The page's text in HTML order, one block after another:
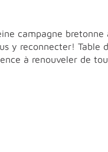
campagne
reconnecter! Table
à renouveler de